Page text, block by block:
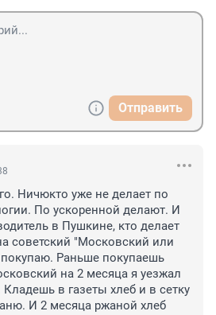
Отправить
Ничюкто уже не делает по
По ускоренной делают. И
в Пушкине, кто делает
советский "Московский или
Раньше покупаешь
на 2 месяца я уезжал
Кладешь в газеты хлеб и в сетку
И 2 месяца ржаной хлеб